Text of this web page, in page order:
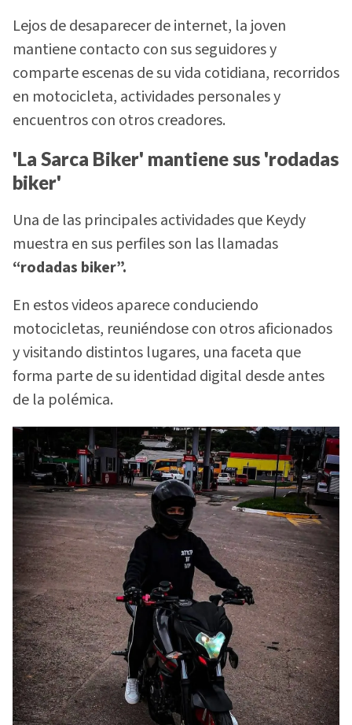
Lejos de desaparecer de internet, la joven
mantiene contacto con sus seguidores y
comparte escenas de su vida cotidiana, recorridos
en motocicleta, actividades personales y
encuentros con otros creadores.
'La Sarca Biker' mantiene sus 'rodadas
biker'
Una de las principales actividades que Keydy
muestra en sus perfiles son las llamadas
“rodadas biker”.
En estos videos aparece conduciendo
motocicletas, reuniéndose con otros aficionados
y visitando distintos lugares, una faceta que
forma parte de su identidad digital desde antes
de la polémica.